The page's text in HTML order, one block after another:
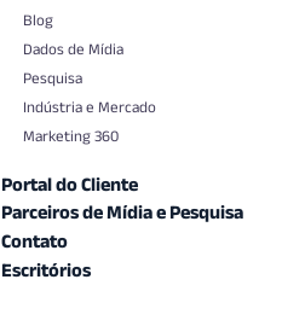
Blog
Dados de Mídia
Pesquisa
Indústria e Mercado
Marketing 360
Portal do Cliente
Parceiros de Mídia e Pesquisa
Contato
Escritórios